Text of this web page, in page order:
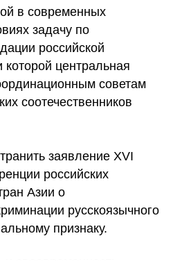
в современных
задачу по
российской
центральная
советам
соотечественников
заявление XVI
российских
Азии о
русскоязычного
признаку.